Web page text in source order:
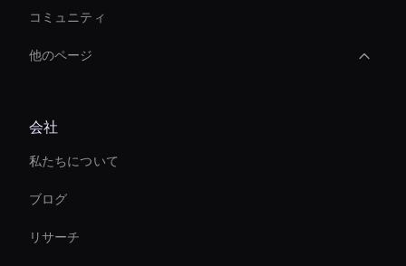
コミュニティ
他のページ
Intelligent Virtual Agent
Virtual Assistant For Business
Custom Ai Avatar Development
AI ビデオチャットボットソリューション
会社
私たちについて
ブログ
リサーチ